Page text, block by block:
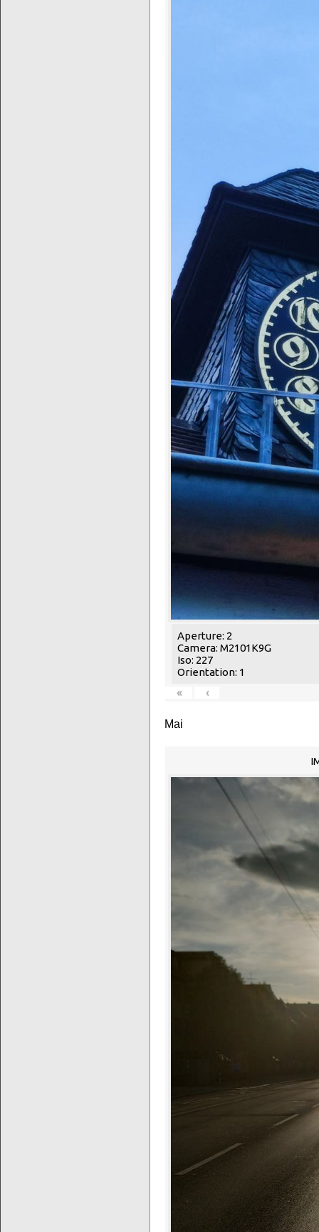
Aperture: 2
Camera: M2101K9G
Iso: 227
Orientation: 1
«
‹
Mai